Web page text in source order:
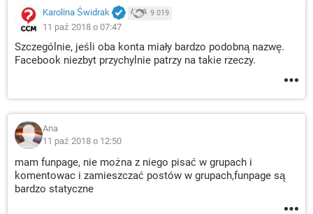
Karolina Świdrak 9 019
11 paź 2018 o 07:47
Szczególnie, jeśli oba konta miały bardzo podobną nazwę.
Facebook niezbyt przychylnie patrzy na takie rzeczy.
Ana
11 paź 2018 o 12:50
mam funpage, nie można z niego pisać w grupach i
komentowac i zamieszczać postów w grupach,funpage są
bardzo statyczne